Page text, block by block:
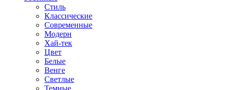
Стиль
Классические
Современные
Модерн
Хай-тек
Цвет
Белые
Венге
Светлые
Темные